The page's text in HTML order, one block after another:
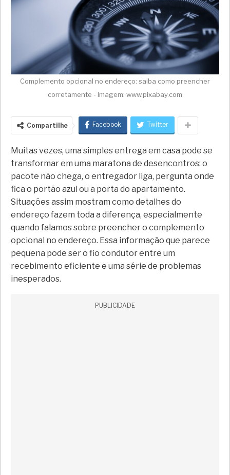
Complemento opcional no endereço: saiba como preencher
corretamente - Imagem: www.pixabay.com
Compartilhe Facebook Twitter
Muitas vezes, uma simples entrega em casa pode se
transformar em uma maratona de desencontros: o
pacote não chega, o entregador liga, pergunta onde
fica o portão azul ou a porta do apartamento.
Situações assim mostram como detalhes do
endereço fazem toda a diferença, especialmente
quando falamos sobre preencher o complemento
opcional no endereço. Essa informação que parece
pequena pode ser o fio condutor entre um
recebimento eficiente e uma série de problemas
inesperados.
PUBLICIDADE